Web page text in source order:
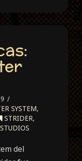
SYSTEM,
STRIDER,
del